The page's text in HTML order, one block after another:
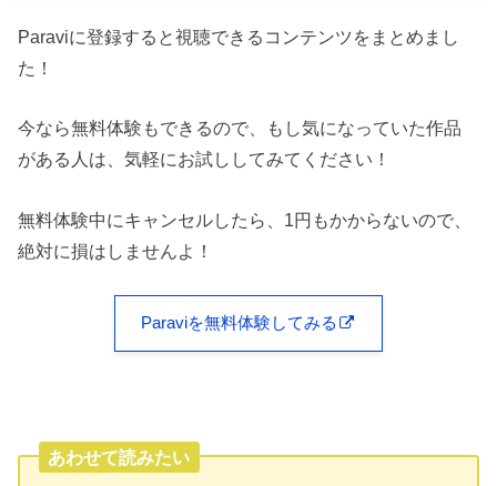
Paraviに登録すると視聴できるコンテンツをまとめまし
た！
今なら無料体験もできるので、もし気になっていた作品
がある人は、気軽にお試ししてみてください！
無料体験中にキャンセルしたら、1円もかからないので、
絶対に損はしませんよ！
Paraviを無料体験してみる
あわせて読みたい